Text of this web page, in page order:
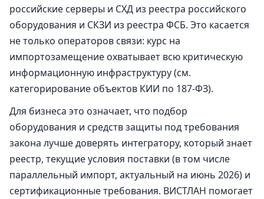
российские серверы и СХД из реестра российского
оборудования и СКЗИ из реестра ФСБ. Это касается
не только операторов связи: курс на
импортозамещение охватывает всю критическую
информационную инфраструктуру (см.
категорирование объектов КИИ по 187-ФЗ).
Для бизнеса это означает, что подбор
оборудования и средств защиты под требования
закона лучше доверять интегратору, который знает
реестр, текущие условия поставки (в том числе
параллельный импорт, актуальный на июнь 2026) и
сертификационные требования. ВИСТЛАН помогает